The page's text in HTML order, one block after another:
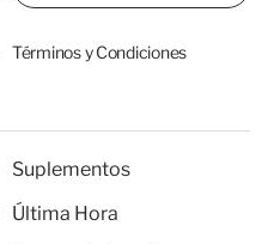
Términos y Condiciones
Suplementos
Última Hora